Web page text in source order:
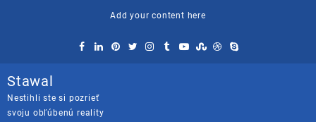
Add your content here
Stawal
Nestihli ste si pozrieť
svoju obľúbenú reality